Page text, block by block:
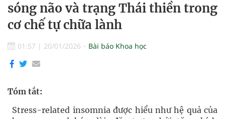
sóng não và trạng Thái thiền trong
cơ chế tự chữa lành
01:57 | 20/01/2026 Bài báo Khoa học
Tóm tắt:
Stress-related insomnia được hiểu như hệ quả của